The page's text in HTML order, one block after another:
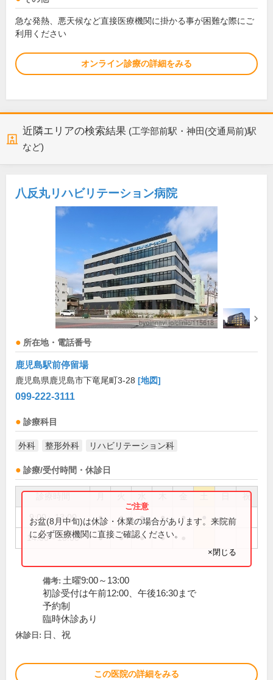
急な発熱、悪天候など直接医療機関に掛かる事が困難な際にご
利用ください
オンライン診療の詳細をみる
近隣エリアの検索結果 (工学部前駅・神田(交通局前)駅
など)
八反丸リハビリテーション病院
所在地・電話番号
鹿児島駅前停留場
鹿児島県鹿児島市下竜尾町3-28 [地図]
099-222-3111
診療科目
外科 整形外科 リハビリテーション科
診療/受付時間・休診日
祝
9:00～13:00 ● ● ● ● ●
14:00～18:00 ● ● ● ●
お盆(8月中旬)は休診・休業の場合があります。来院前
に必ず医療機関に直接ご確認ください。
×閉じる
備考: 土曜9:00～13:00
初診受付は午前12:00、午後16:30まで
予約制
臨時休診あり
休診日: 日、祝
この医院の詳細をみる